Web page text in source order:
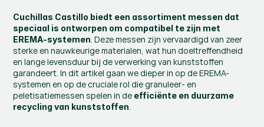
Cuchillas Castillo biedt een assortiment messen dat
speciaal is ontworpen om compatibel te zijn met
EREMA-systemen. Deze messen zijn vervaardigd van zeer
sterke en nauwkeurige materialen, wat hun doeltreffendheid
en lange levensduur bij de verwerking van kunststoffen
garandeert. In dit artikel gaan we dieper in op de EREMA-
systemen en op de cruciale rol die granuleer- en
peletisatiemessen spelen in de efficiënte en duurzame
recycling van kunststoffen.